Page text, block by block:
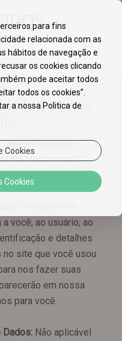
E Dados
Dados Pessoais -
Negócio de
uma reserva
você, ao usuário, ao
e detalhes
site que você usou
nos fazer suas
em nossa
para você.
Dados: Não aplicável
para fins
relacionada com as
hábitos de navegação e
os cookies clicando
pode aceitar todos
todos os cookies”.
a nossa Politica de
Cookies
Cookies